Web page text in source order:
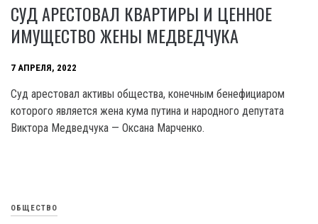
СУД АРЕСТОВАЛ КВАРТИРЫ И ЦЕННОЕ
ИМУЩЕСТВО ЖЕНЫ МЕДВЕДЧУКА
7 АПРЕЛЯ, 2022
Суд арестовал активы общества, конечным бенефициаром
которого является жена кума путина и народного депутата
Виктора Медведчука — Оксана Марченко.
ОБЩЕСТВО